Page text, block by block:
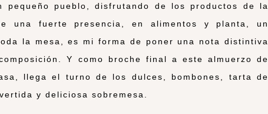
pequeño pueblo, disfrutando de los productos de la
una fuerte presencia, en alimentos y planta, un
la mesa, es mi forma de poner una nota distintiva
Y como broche final a este almuerzo de
llega el turno de los dulces, bombones, tarta de
y deliciosa sobremesa.